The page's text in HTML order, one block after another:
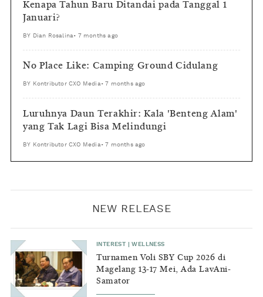
Kenapa Tahun Baru Ditandai pada Tanggal 1
Januari?
BY Dian Rosalina• 7 months ago
No Place Like: Camping Ground Cidulang
BY Kontributor CXO Media•7 months ago
Luruhnya Daun Terakhir: Kala 'Benteng Alam'
yang Tak Lagi Bisa Melindungi
BY Kontributor CXO Media•7 months ago
NEW RELEASE
INTEREST |WELLNESS
Turnamen Voli SBY Cup 2026 di
Magelang 13-17 Mei, Ada LavAni-
Samator